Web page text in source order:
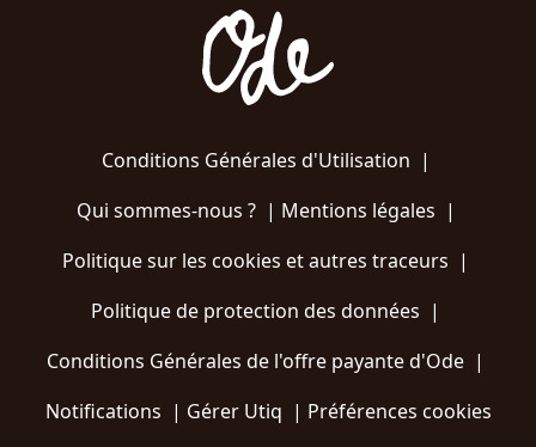
Conditions Générales d'Utilisation |
Qui sommes-nous ?| Mentions légales |
Politique sur les cookies et autres traceurs |
Politique de protection des données |
Conditions Générales de l'offre payante d'Ode |
Notifications | Gérer Utiq | Préférences cookies